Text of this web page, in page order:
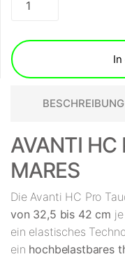
BESCHREIBUNG
AVANTI HC
MARES
Die Avanti HC Pro
von 32,5 bis 42 cm
ein elastisches
ein hochbelastbares